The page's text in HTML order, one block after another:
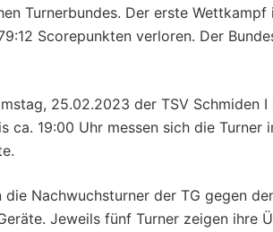
Turnerbundes. Der erste Wettkampf
Scorepunkten verloren. Der
25.02.2023 der TSV Schmiden I
ca. 19:00 Uhr messen sich die
Nachwuchsturner der TG gegen
Jeweils fünf Turner zeigen ihre